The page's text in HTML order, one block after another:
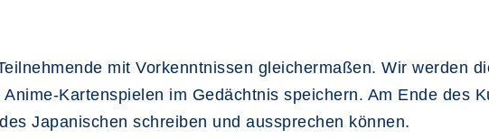
mit Vorkenntnissen gleichermaßen. Wir werden
Kartenspielen im Gedächtnis speichern. Am Ende des
Japanischen schreiben und aussprechen können.